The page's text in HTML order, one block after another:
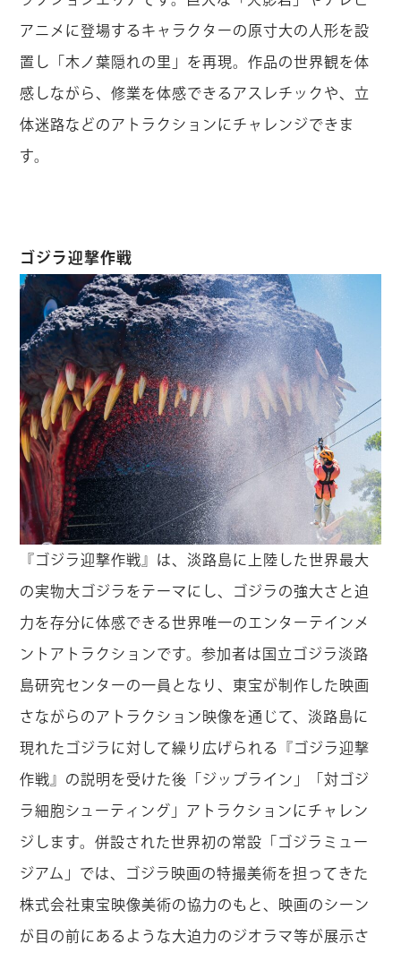
アニメに登場するキャラクターの原寸大の人形を設
置し「木ノ葉隠れの里」を再現。作品の世界観を体
感しながら、修業を体感できるアスレチックや、立
体迷路などのアトラクションにチャレンジできま
す。
ゴジラ迎撃作戦
『ゴジラ迎撃作戦』は、淡路島に上陸した世界最大
の実物大ゴジラをテーマにし、ゴジラの強大さと迫
力を存分に体感できる世界唯一のエンターテインメ
ントアトラクションです。参加者は国立ゴジラ淡路
島研究センターの一員となり、東宝が制作した映画
さながらのアトラクション映像を通じて、淡路島に
現れたゴジラに対して繰り広げられる『ゴジラ迎撃
作戦』の説明を受けた後「ジップライン」「対ゴジ
ラ細胞シューティング」アトラクションにチャレン
ジします。併設された世界初の常設「ゴジラミュー
ジアム」では、ゴジラ映画の特撮美術を担ってきた
株式会社東宝映像美術の協力のもと、映画のシーン
が目の前にあるような大迫力のジオラマ等が展示さ